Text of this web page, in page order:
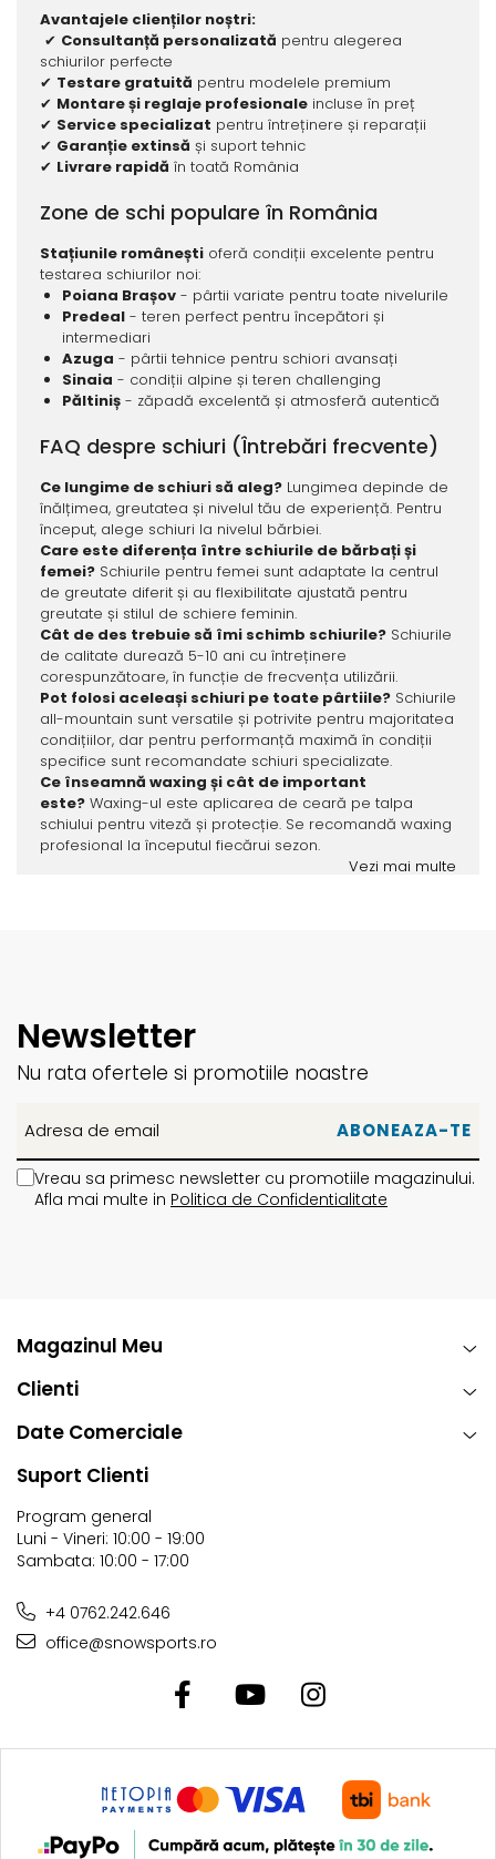
Avantajele clienților noștri:
✔ Consultanță personalizată pentru alegerea
schiurilor perfecte
✔ Testare gratuită pentru modelele premium
✔ Montare și reglaje profesionaleincluse în preț
✔ Service specializat pentru întreținere și reparații
✔ Garanție extinsă și suport tehnic
✔ Livrare rapidă în toată România
Zone de schi populare în România
Stațiunile româneștioferă condiții excelente pentru
testarea schiurilor noi:
Poiana Brașov- pârtii variate pentru toate nivelurile
Predeal- teren perfect pentru începători și
intermediari
Azuga - pârtii tehnice pentru schiori avansați
Sinaia - condiții alpine și teren challenging
Păltiniș- zăpadă excelentă și atmosferă autentică
FAQ despre schiuri (Întrebări frecvente)
Ce lungime de schiuri să aleg?Lungimea depinde de
înălțimea, greutatea și nivelul tău de experiență. Pentru
început, alege schiuri la nivelul bărbiei.
Care este diferența între schiurile de bărbați și
femei?Schiurile pentru femei sunt adaptate la centrul
de greutate diferit și au flexibilitate ajustată pentru
greutate și stilul de schiere feminin.
Cât de des trebuie să îmi schimb schiurile?Schiurile
de calitate durează 5-10 ani cu întreținere
corespunzătoare, în funcție de frecvența utilizării.
Pot folosi aceleași schiuri pe toate pârtiile?Schiurile
all-mountain sunt versatile și potrivite pentru majoritatea
condițiilor, dar pentru performanță maximă în condiții
specifice sunt recomandate schiuri specializate.
Ce înseamnă waxing și cât de important
este?Waxing-ul este aplicarea de ceară pe talpa
schiului pentru viteză și protecție. Se recomandă waxing
profesional la începutul fiecărui sezon.
Vezi mai multe
Newsletter
Nu rata ofertele si promotiile noastre
Vreau sa primesc newsletter cu promotiile magazinului.
Afla mai multe in Politica de Confidentialitate
Magazinul Meu
Clienti
Date Comerciale
Suport Clienti
Program general
Luni - Vineri: 10:00 - 19:00
Sambata: 10:00 - 17:00
+4 0762.242.646
office@snowsports.ro